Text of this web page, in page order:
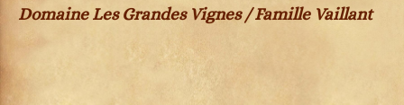
Domaine Les Grandes Vignes / Famille Vaillant